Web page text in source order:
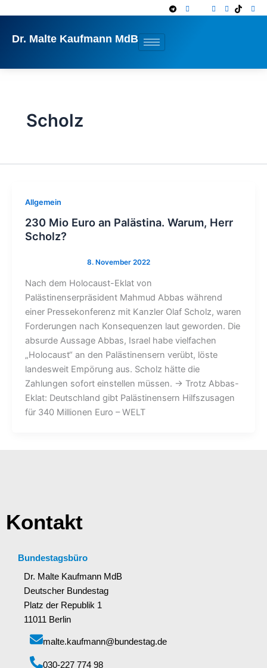
springen
Dr. Malte Kaufmann MdB
Scholz
Allgemein
230 Mio Euro an Palästina. Warum, Herr
Scholz?
Nach dem Holocaust-Eklat von
Palästinenserpräsident Mahmud Abbas während
einer Pressekonferenz mit Kanzler Olaf Scholz, waren
Forderungen nach Konsequenzen laut geworden. Die
absurde Aussage Abbas, Israel habe vielfachen
„Holocaust“ an den Palästinensern verübt, löste
landesweit Empörung aus. Scholz hätte die
Zahlungen sofort einstellen müssen. → Trotz Abbas-
Eklat: Deutschland gibt Palästinensern Hilfszusagen
für 340 Millionen Euro – WELT
Kontakt
Bundestagsbüro
Dr. Malte Kaufmann MdB
Deutscher Bundestag
Platz der Republik 1
11011 Berlin
malte.kaufmann@bundestag.de
‭030-227 774 98‬